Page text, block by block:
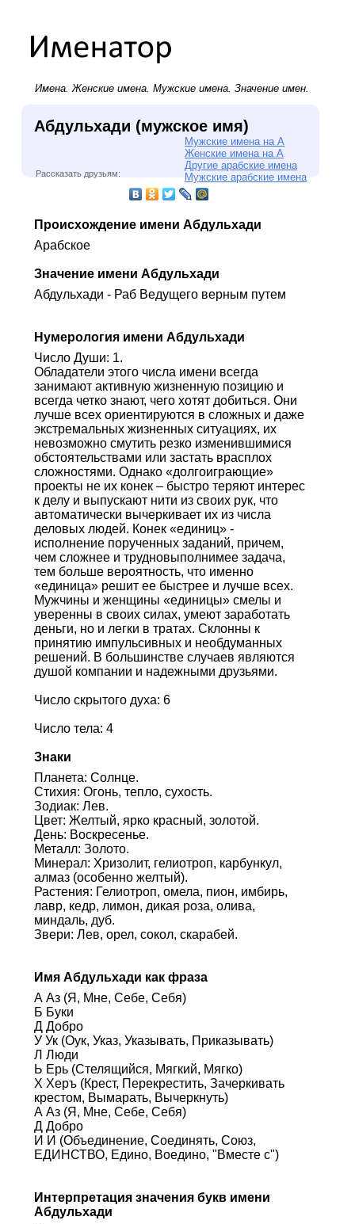
Имена.Женские имена. Мужские имена. Значение имен.
Абдульхади (мужское имя)
Мужские имена на А
Женские имена на А
Другие арабские имена
Мужские арабские имена
Рассказать друзьям:
Происхождение имени Абдульхади
Арабское
Значение имени Абдульхади
Абдульхади - Раб Ведущего верным путем
Нумерология имени Абдульхади
Число Души: 1.
Обладатели этого числа имени всегда
занимают активную жизненную позицию и
всегда четко знают, чего хотят добиться. Они
лучше всех ориентируются в сложных и даже
экстремальных жизненных ситуациях, их
невозможно смутить резко изменившимися
обстоятельствами или застать врасплох
сложностями. Однако «долгоиграющие»
проекты не их конек – быстро теряют интерес
к делу и выпускают нити из своих рук, что
автоматически вычеркивает их из числа
деловых людей. Конек «единиц» -
исполнение порученных заданий, причем,
чем сложнее и трудновыполнимее задача,
тем больше вероятность, что именно
«единица» решит ее быстрее и лучше всех.
Мужчины и женщины «единицы» смелы и
уверенны в своих силах, умеют заработать
деньги, но и легки в тратах. Склонны к
принятию импульсивных и необдуманных
решений. В большинстве случаев являются
душой компании и надежными друзьями.
Число скрытого духа: 6
Число тела: 4
Знаки
Планета: Солнце.
Стихия: Огонь, тепло, сухость.
Зодиак: Лев.
Цвет: Желтый, ярко красный, золотой.
День: Воскресенье.
Металл: Золото.
Минерал: Хризолит, гелиотроп, карбункул,
алмаз (особенно желтый).
Растения: Гелиотроп, омела, пион, имбирь,
лавр, кедр, лимон, дикая роза, олива,
миндаль, дуб.
Звери: Лев, орел, сокол, скарабей.
Имя Абдульхади как фраза
А Аз (Я, Мне, Себе, Себя)
Б Буки
Д Добро
У Ук (Оук, Указ, Указывать, Приказывать)
Л Люди
Ь Ерь (Стелящийся, Мягкий, Мягко)
Х Херъ (Крест, Перекрестить, Зачеркивать
крестом, Вымарать, Вычеркнуть)
А Аз (Я, Мне, Себе, Себя)
Д Добро
И И (Объединение, Соединять, Союз,
ЕДИНСТВО, Едино, Воедино, "Вместе с")
Интерпретация значения букв имени
Абдульхади